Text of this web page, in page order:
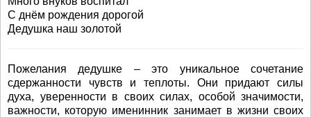
С днём рождения дорогой
Дедушка наш золотой
Пожелания дедушке – это уникальное сочетание
сдержанности чувств и теплоты. Они придают силы
духа, уверенности в своих силах, особой значимости,
важности, которую именинник занимает в жизни своих